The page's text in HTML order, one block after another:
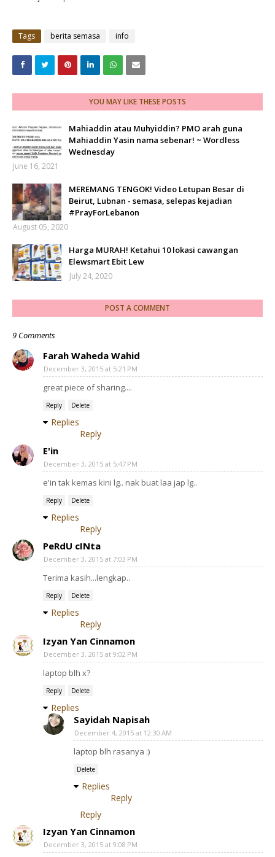
Tags berita semasa info
YOU MAY LIKE THESE POSTS
Mahiaddin atau Muhyiddin? PMO arah guna
Mahiaddin Yasin nama sebenar! ~ Wordless
Wednesday
June 16, 2021
MEREMANG TENGOK! Video Letupan Besar di
Beirut, Lubnan - semasa, selepas kejadian
#PrayForLebanon
August 05, 2020
Harga MURAH! Ketahui 10 lokasi cawangan
Elewsmart Ebit Lew
July 24, 2020
POST A COMMENT
9 Comments
Farah Waheda Wahid
December 3, 2015 at 5:21 PM
great piece of sharing....
Reply Delete
Replies
Reply
E'in
December 3, 2015 at 5:47 PM
e'in tak kemas kini lg.. nak buat laa jap lg..
Reply Delete
Replies
Reply
PeRdU cINta
December 3, 2015 at 7:03 PM
Terima kasih...lengkap..
Reply Delete
Replies
Reply
Izyan Yan Cinnamon
December 3, 2015 at 9:02 PM
laptop blh x?
Reply Delete
Replies
Sayidah Napisah
December 4, 2015 at 12:30 AM
laptop blh rasanya :)
Delete
Replies
Reply
Reply
Izyan Yan Cinnamon
December 3, 2015 at 9:08 PM